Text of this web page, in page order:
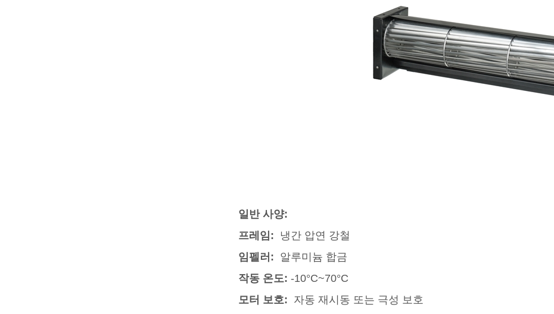
일반 사양:
프레임: 냉간 압연 강철
임펠러: 알루미늄 합금
작동 온도: -10°C~70°C
모터 보호: 자동 재시동 또는 극성 보호